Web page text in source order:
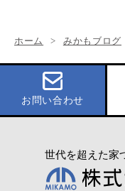
ホーム みかもブログ
お問い合わせ